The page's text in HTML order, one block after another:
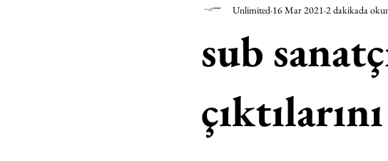
EDEBİYAT SİNEMA ARAŞTIRMA
MÜZİK EGZERSİZLER
AK-SAYANLAR #GEÇMİŞTEBUGÜN
sub
Unlimited 16 Mar 2021 2 dakikada